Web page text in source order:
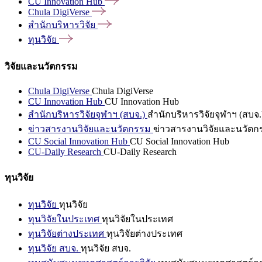
Chula DigiVerse
สำนักบริหารวิจัย
ทุนวิจัย
วิจัยและนวัตกรรม
Chula DigiVerse Chula DigiVerse
CU Innovation Hub CU Innovation Hub
สำนักบริหารวิจัยจุฬาฯ (สบจ.) สำนักบริหารวิจัยจุฬาฯ (สบจ
ข่าวสารงานวิจัยและนวัตกรรม ข่าวสารงานวิจัยและนวัตก
CU Social Innovation Hub CU Social Innovation Hub
CU-Daily Research CU-Daily Research
ทุนวิจัย
ทุนวิจัย ทุนวิจัย
ทุนวิจัยในประเทศ ทุนวิจัยในประเทศ
ทุนวิจัยต่างประเทศ ทุนวิจัยต่างประเทศ
ทุนวิจัย สบจ. ทุนวิจัย สบจ.